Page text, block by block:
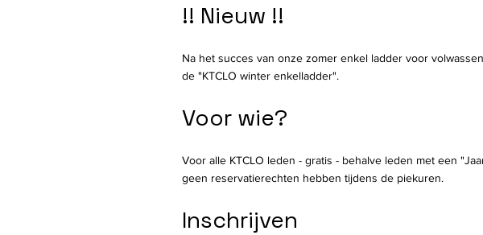
!! Nieuw !!
Na het succes van onze zomer enkel ladder voor
de "KTCLO winter enkelladder".
Voor wie?
Voor alle KTCLO leden - gratis - behalve leden met een
geen reservatierechten hebben tijdens de piekuren.
Inschrijven